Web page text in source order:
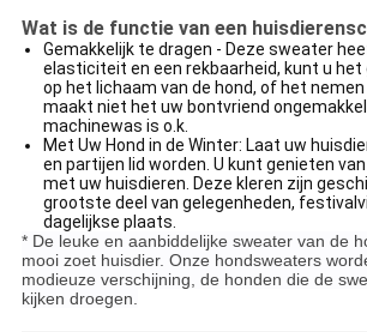
Wat is de functie van een
Gemakkelijk te dragen - Deze sweater
elasticiteit en een rekbaarheid, kunt u
op het lichaam van de hond, of het
maakt niet het uw bontvriend
machinewas is o.k.
Met Uw Hond in de Winter: Laat uw
en partijen lid worden. U kunt genieten
met uw huisdieren. Deze kleren zijn
grootste deel van gelegenheden,
dagelijkse plaats.
* De leuke en aanbiddelijke sweater van de
mooi zoet huisdier. Onze hondsweaters
modieuze verschijning, de honden die de
kijken droegen.